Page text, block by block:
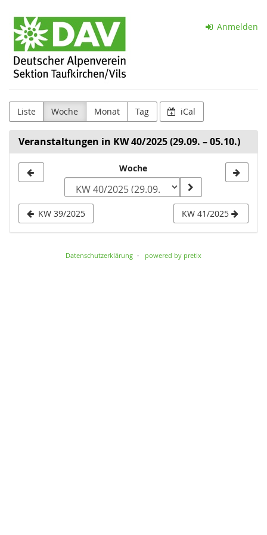
Haupt-
Inhalt
springen
Sektion
Taufkirchen
(Vils)
d.
DAV
e.V.
Anmelden
Liste Woche Monat Tag iCal
Veranstaltungen in KW 40/2025 (29.09. – 05.10.)
zur
Anzeige
auswählen
Woche
KW 39/2025 KW 41/2025
Datenschutzerklärung powered by pretix